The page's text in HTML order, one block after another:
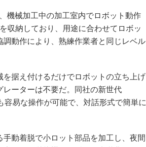
植物工場
知財マネジメント
制御セキュリティ
新型コロナへの対応
機械加工中の加工室内でロボット動作
収納しており、用途に合わせてロボッ
調動作により、熟練作業者と同じレベル
据え付けるだけでロボットの立ち上げ
ーターは不要だ。同社の新世代
容易な操作が可能で、対話形式で簡単に
動着脱で小ロット部品を加工し、夜間